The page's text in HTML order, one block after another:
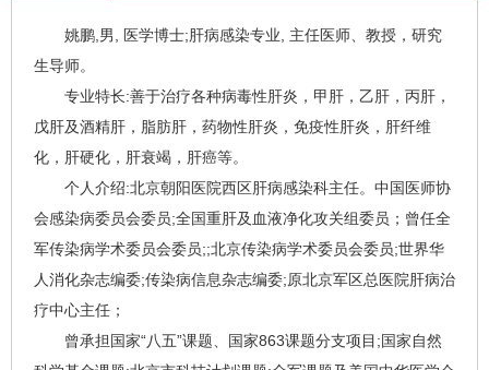
姚鹏,男, 医学博士;肝病感染专业, 主任医师、教授，研究
生导师。
专业特长:善于治疗各种病毒性肝炎，甲肝，乙肝，丙肝，
戊肝及酒精肝，脂肪肝，药物性肝炎，免疫性肝炎，肝纤维
化，肝硬化，肝衰竭，肝癌等。
个人介绍:北京朝阳医院西区肝病感染科主任。中国医师协
会感染病委员会委员;全国重肝及血液净化攻关组委员；曾任全
军传染病学术委员会委员;;北京传染病学术委员会委员;世界华
人消化杂志编委;传染病信息杂志编委;原北京军区总医院肝病治
疗中心主任；
曾承担国家“八五”课题、国家863课题分支项目;国家自然